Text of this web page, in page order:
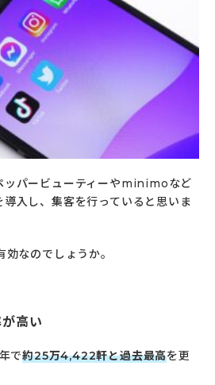
ッパービューティーやminimoなど
入し、集客を行っていると思いま
なのでしょうか。
高い
で約25万4,422軒と過去最高を更